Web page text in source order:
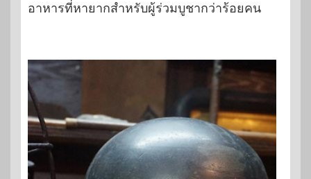
อาหารที่หายากสำหรับผู้ร่วมบูชากว่าร้อยคน